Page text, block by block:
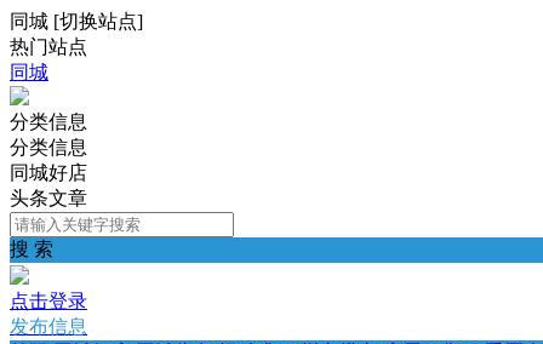
同城 [切换站点]
热门站点
同城
分类信息
分类信息
同城好店
头条文章
搜 索
点击登录
发布信息